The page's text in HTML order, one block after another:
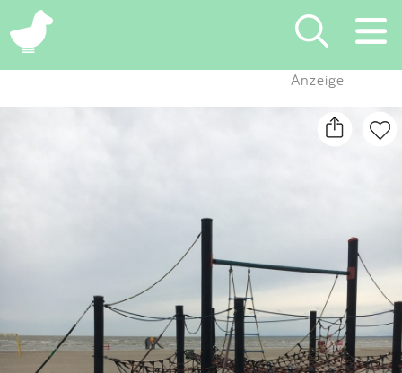
×
Suchen
App
Blog
Partner
Kontakt
Anzeige